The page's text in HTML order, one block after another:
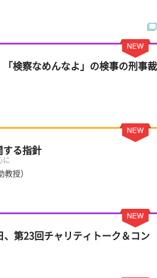
検察なめんなよ」の検事の刑事裁
る指針
に
授）
第23回チャリティトーク＆コン